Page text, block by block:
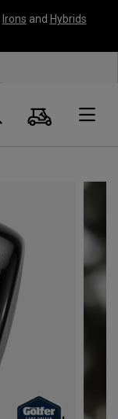
Irons and Hybrids
Suche